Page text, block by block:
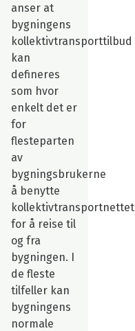
anser at
bygningens
kollektivtransporttilbud
kan
defineres
som hvor
enkelt det er
for
flesteparten
av
bygningsbrukerne
å benytte
kollektivtransportnettet
for å reise til
og fra
bygningen. I
de fleste
tilfeller kan
bygningens
normale